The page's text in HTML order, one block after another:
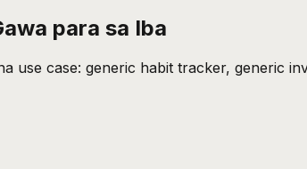
para sa Iba
use case: generic habit tracker, generic